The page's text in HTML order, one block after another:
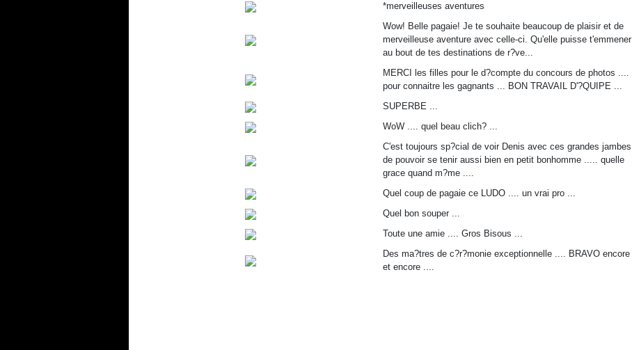
*merveilleuses aventures
Wow! Belle pagaie! Je te souhaite beaucoup de plaisir et de
merveilleuse aventure avec celle-ci. Qu'elle puisse t'emmener
au bout de tes destinations de r?ve...
MERCI les filles pour le d?compte du concours de photos ....
pour connaitre les gagnants ... BON TRAVAIL D'?QUIPE ...
SUPERBE ...
WoW .... quel beau clich? ...
C'est toujours sp?cial de voir Denis avec ces grandes jambes
de pouvoir se tenir aussi bien en petit bonhomme ..... quelle
grace quand m?me ....
Quel coup de pagaie ce LUDO .... un vrai pro ...
Quel bon souper ...
Toute une amie .... Gros Bisous ...
Des ma?tres de c?r?monie exceptionnelle .... BRAVO encore
et encore ....